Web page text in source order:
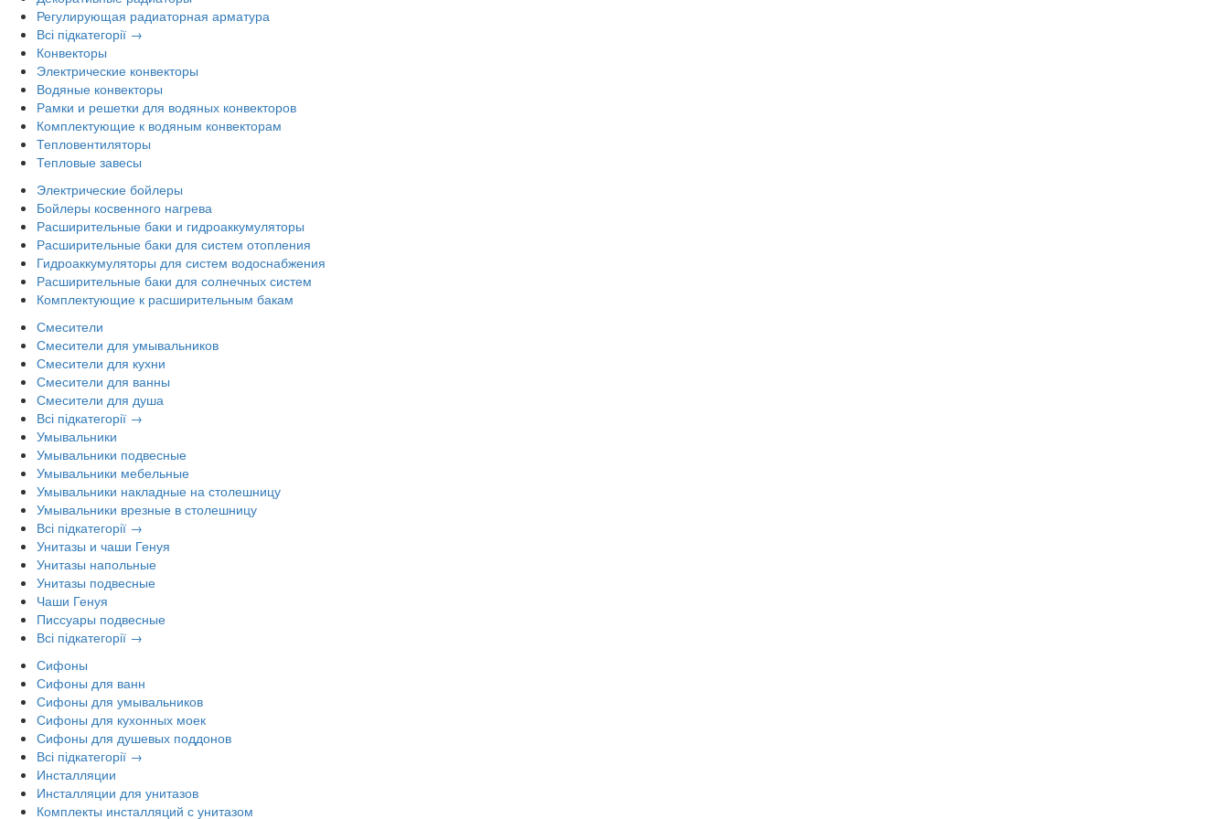
Регулирующая радиаторная арматура
Всі підкатегорії →
Конвекторы
Электрические конвекторы
Водяные конвекторы
Рамки и решетки для водяных конвекторов
Комплектующие к водяным конвекторам
Тепловентиляторы
Тепловые завесы
Электрические бойлеры
Бойлеры косвенного нагрева
Расширительные баки и гидроаккумуляторы
Расширительные баки для систем отопления
Гидроаккумуляторы для систем водоснабжения
Расширительные баки для солнечных систем
Комплектующие к расширительным бакам
Смесители
Смесители для умывальников
Смесители для кухни
Смесители для ванны
Смесители для душа
Всі підкатегорії →
Умывальники
Умывальники подвесные
Умывальники мебельные
Умывальники накладные на столешницу
Умывальники врезные в столешницу
Всі підкатегорії →
Унитазы и чаши Генуя
Унитазы напольные
Унитазы подвесные
Чаши Генуя
Писсуары подвесные
Всі підкатегорії →
Сифоны
Сифоны для ванн
Сифоны для умывальников
Сифоны для кухонных моек
Сифоны для душевых поддонов
Всі підкатегорії →
Инсталляции
Инсталляции для унитазов
Комплекты инсталляций с унитазом